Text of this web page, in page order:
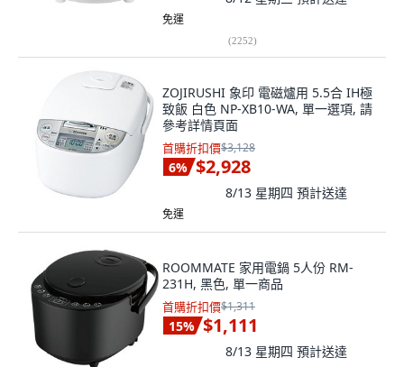
免運
(2252)
ZOJIRUSHI 象印 電磁爐用 5.5合 IH極
致飯 白色 NP-XB10-WA, 單一選項, 請
參考詳情頁面
首購折扣價$3,128
6% $2,928
8/13 星期四 預計送達
免運
ROOMMATE 家用電鍋 5人份 RM-
231H, 黑色, 單一商品
首購折扣價$1,311
15% $1,111
8/13 星期四 預計送達